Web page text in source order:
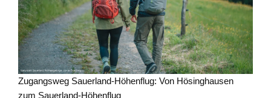
Zugangsweg Sauerland-Höhenflug: Von Hösinghausen
zum Sauerland-Höhenflug